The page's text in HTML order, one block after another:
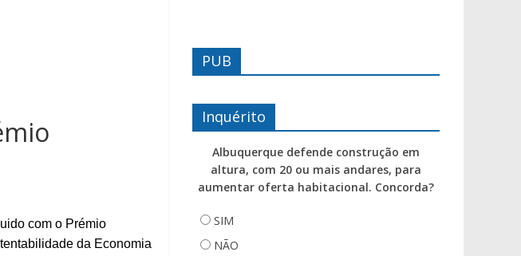
com o Prémio
da Economia
PUB
Inquérito
Albuquerque defende construção em
altura, com 20 ou mais andares, para
aumentar oferta habitacional. Concorda?
SIM
NÃO